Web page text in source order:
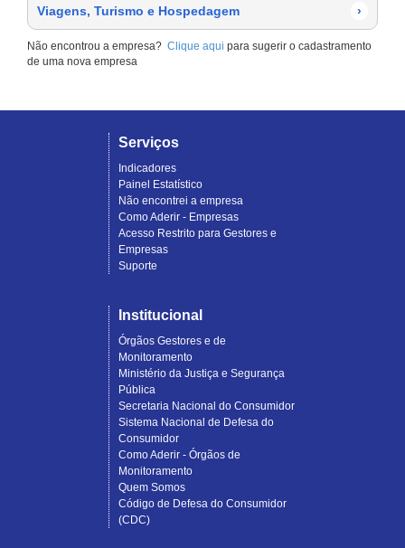
Viagens, Turismo e Hospedagem ›
Não encontrou a empresa? Clique aqui para sugerir o cadastramento
de uma nova empresa
Serviços
Indicadores
Painel Estatístico
Não encontrei a empresa
Como Aderir - Empresas
Acesso Restrito para Gestores e
Empresas
Suporte
Institucional
Órgãos Gestores e de
Monitoramento
Ministério da Justiça e Segurança
Pública
Secretaria Nacional do Consumidor
Sistema Nacional de Defesa do
Consumidor
Como Aderir - Órgãos de
Monitoramento
Quem Somos
Código de Defesa do Consumidor
(CDC)